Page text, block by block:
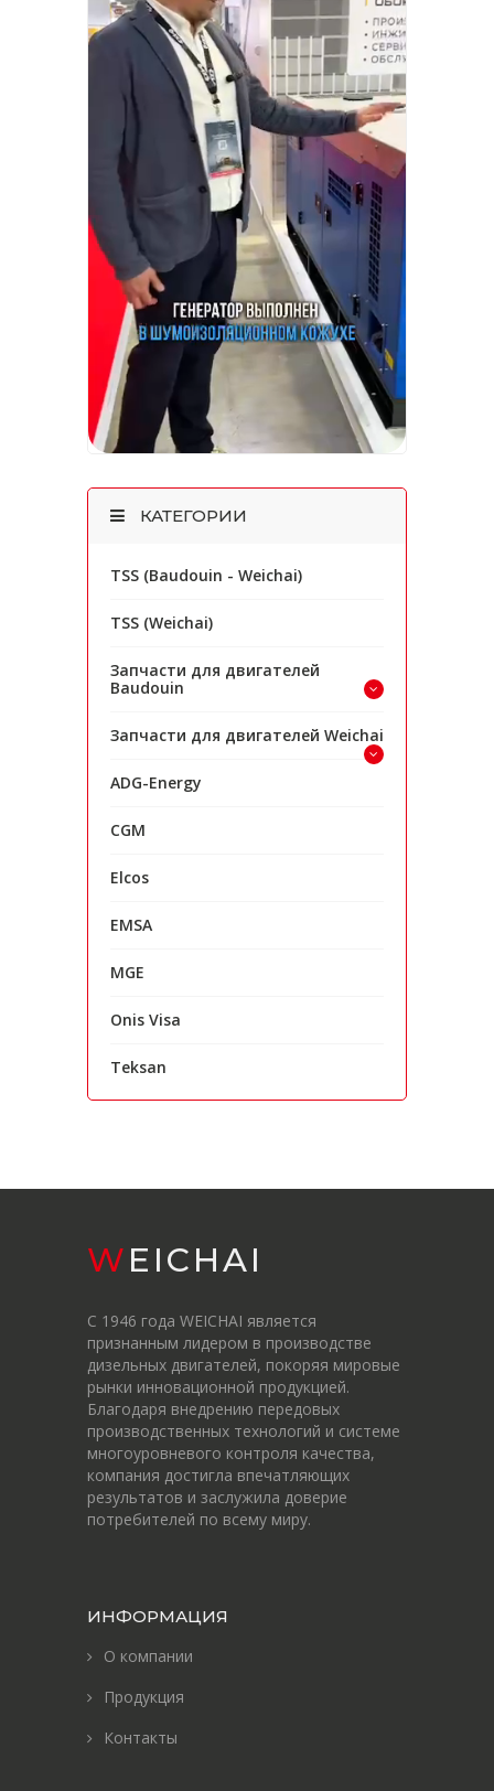
КАТЕГОРИИ
TSS (Baudouin - Weichai)
TSS (Weichai)
Запчасти для двигателей
Baudouin
Запчасти для двигателей Weichai
ADG-Energy
CGM
Elcos
EMSA
MGE
Onis Visa
Teksan
WEICHAI
С 1946 года WEICHAI является
признанным лидером в производстве
дизельных двигателей, покоряя мировые
рынки инновационной продукцией.
Благодаря внедрению передовых
производственных технологий и системе
многоуровневого контроля качества,
компания достигла впечатляющих
результатов и заслужила доверие
потребителей по всему миру.
ИНФОРМАЦИЯ
О компании
Продукция
Контакты